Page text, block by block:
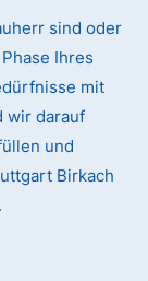
sind oder
Ihres
mit
wir darauf
und
Birkach